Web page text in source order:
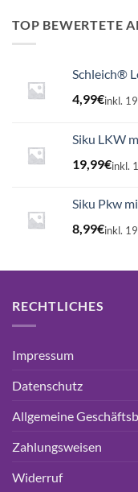
TOP BEWERTETE
Schleich®
4,99€inkl.
Siku LKW
19,99€inkl.
Siku Pkw
8,99€inkl.
RECHTLICHES
Impressum
Datenschutz
Allgemeine
Zahlungsweisen
Widerruf